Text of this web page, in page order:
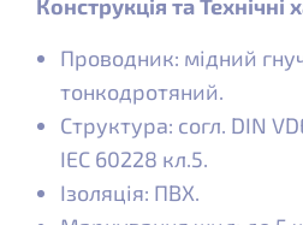
Конструкція та Технічні
Проводник: мідний
тонкодротяний.
Структура: согл. DIN
IEC 60228 кл.5.
Ізоляція: ПВХ.